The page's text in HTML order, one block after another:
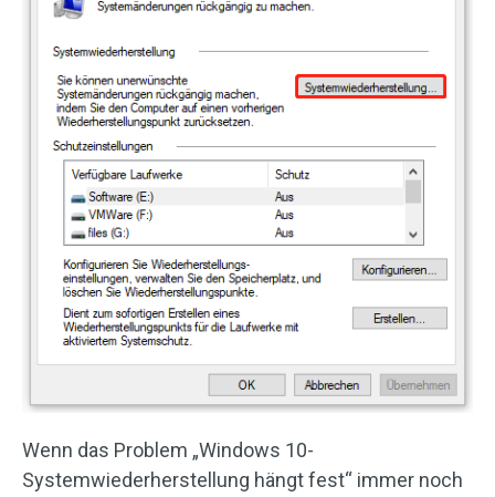
Wenn das Problem „Windows 10-
Systemwiederherstellung hängt fest“ immer noch